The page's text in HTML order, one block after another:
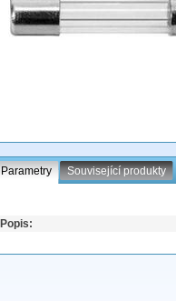
Parametry Související produkty
Popis: